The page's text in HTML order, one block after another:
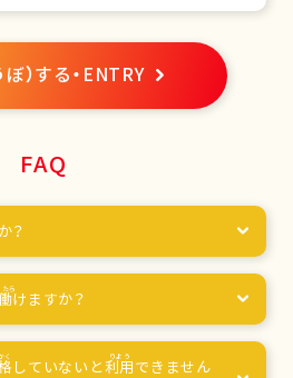
ぼ）する・ENTRY
FAQ
？
けますか？
していないと利用 できません